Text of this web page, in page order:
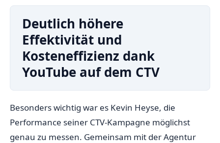
Deutlich höhere
Effektivität und
Kosteneffizienz dank
YouTube auf dem CTV
Besonders wichtig war es Kevin Heyse, die
Performance seiner CTV-Kampagne möglichst
genau zu messen. Gemeinsam mit der Agentur